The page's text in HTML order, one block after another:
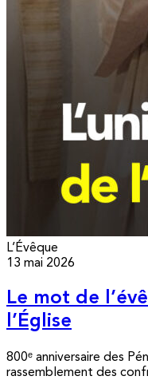
L’Évêque
13 mai 2026
Le mot de
l’Église
800ᵉ anniversaire des
rassemblement des